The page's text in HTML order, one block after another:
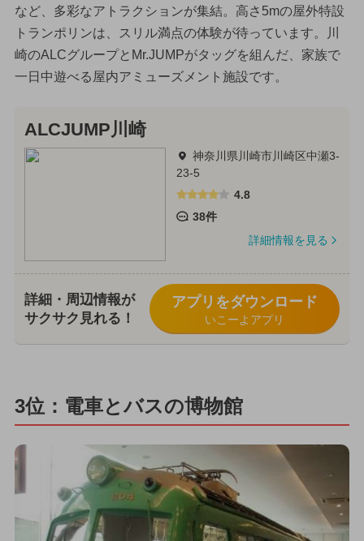
など、多彩なアトラクションが集結。高さ5mの屋外特設
トランポリンは、スリル満点の体験が待っています。川
崎のALCグループとMr.JUMPがタッグを組んだ、家族で
一日中遊べる屋内アミューズメント施設です。
ALCJUMP川崎
神奈川県川崎市川崎区中瀬3-
23-5
4.8
38件
詳細情報を見る
詳細・周辺情報が
サクサク見れる！
アプリをダウンロード
いこーよアプリ
3位：電車とバスの博物館